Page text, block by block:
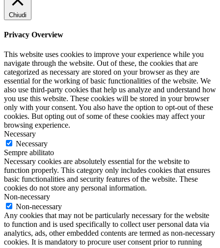
Chiudi
Privacy Overview
This website uses cookies to improve your experience while you
navigate through the website. Out of these, the cookies that are
categorized as necessary are stored on your browser as they are
essential for the working of basic functionalities of the website. We
also use third-party cookies that help us analyze and understand how
you use this website. These cookies will be stored in your browser
only with your consent. You also have the option to opt-out of these
cookies. But opting out of some of these cookies may affect your
browsing experience.
Necessary
Necessary
Sempre abilitato
Necessary cookies are absolutely essential for the website to
function properly. This category only includes cookies that ensures
basic functionalities and security features of the website. These
cookies do not store any personal information.
Non-necessary
Non-necessary
Any cookies that may not be particularly necessary for the website
to function and is used specifically to collect user personal data via
analytics, ads, other embedded contents are termed as non-necessary
cookies. It is mandatory to procure user consent prior to running